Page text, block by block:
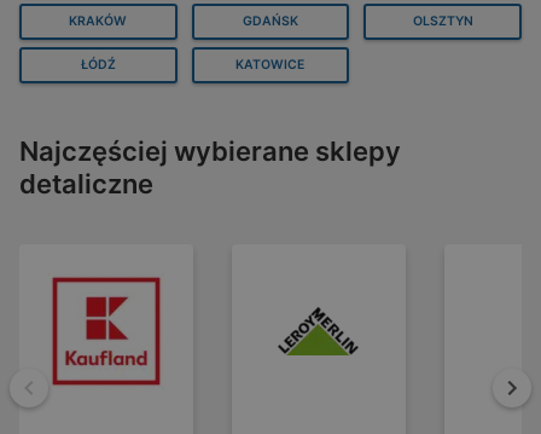
KRAKÓW GDAŃSK OLSZTYN
ŁÓDŹ KATOWICE
Najczęściej wybierane sklepy
detaliczne
Wstecz